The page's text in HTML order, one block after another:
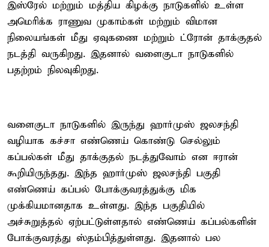
இஸ்ரேல் மற்றும் மத்திய கிழக்கு நாடுகளில் உள்ள
அமெரிக்க ராணுவ முகாம்கள் மற்றும் விமான
நிலையங்கள் மீது ஏவுகணை மற்றும் ட்ரோன் தாக்குதல்
நடத்தி வருகிறது. இதனால் வளைகுடா நாடுகளில்
பதற்றம் நிலவுகிறது.
வளைகுடா நாடுகளில் இருந்து ஹார்முஸ் ஜலசந்தி
வழியாக கச்சா எண்ணெய் கொண்டு செல்லும்
கப்பல்கள் மீது தாக்குதல் நடத்துவோம் என ஈரான்
கூறியிருந்தது. இந்த ஹார்முஸ் ஜலசந்தி பகுதி
எண்ணெய் கப்பல் போக்குவரத்துக்கு மிக
முக்கியமானதாக உள்ளது. இந்த பகுதியில்
அச்சுறுத்தல் ஏற்பட்டுள்ளதால் எண்ணெய் கப்பல்களின்
போக்குவரத்து ஸ்தம்பித்துள்ளது. இதனால் பல